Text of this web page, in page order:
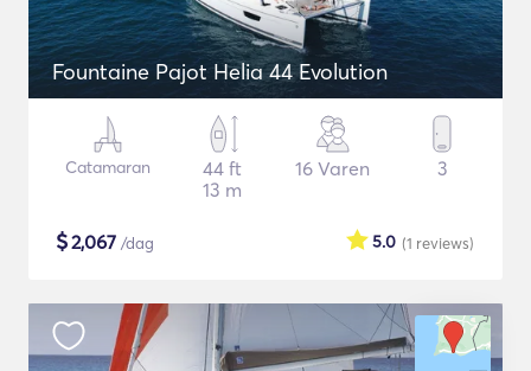
Fountaine Pajot Helia 44 Evolution
Catamaran
44 ft
13 m
16 Varen 3
$2,067 /dag (1 reviews)
5.0